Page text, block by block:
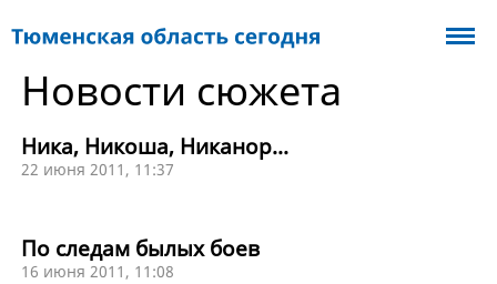
Новости сюжета
Ника, Никоша, Никанор...
22 июня 2011, 11:37
По следам былых боев
16 июня 2011, 11:08